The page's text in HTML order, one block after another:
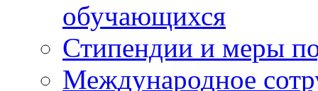
обучающихся
Стипендии и меры
Международное